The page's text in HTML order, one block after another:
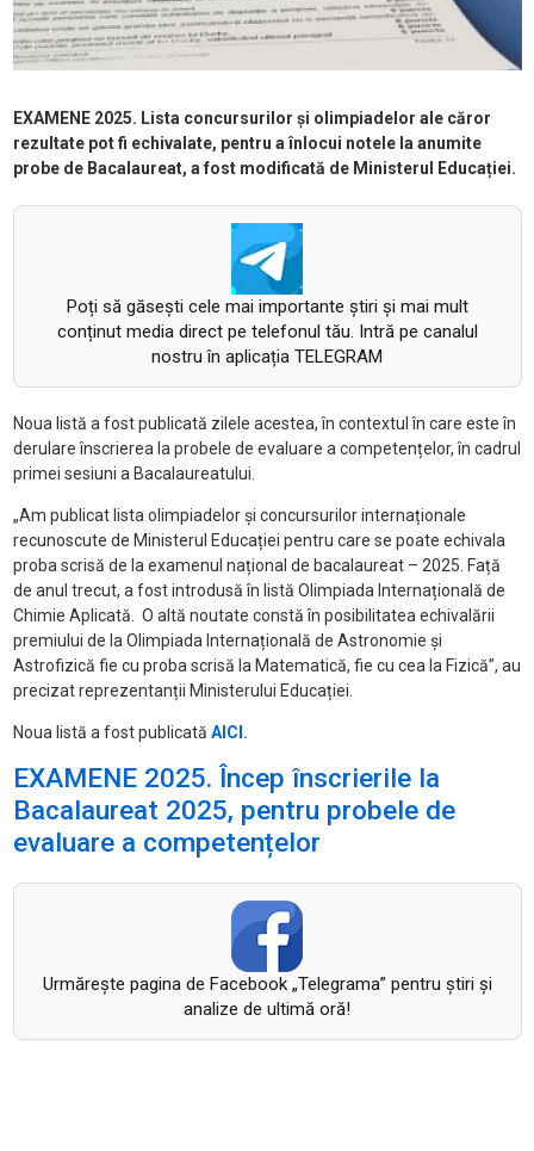
EXAMENE 2025. Lista concursurilor și olimpiadelor ale căror
rezultate pot fi echivalate, pentru a înlocui notele la anumite
probe de Bacalaureat, a fost modificată de Ministerul Educației.
Poți să găsești cele mai importante știri și mai mult
conținut media direct pe telefonul tău. Intră pe canalul
nostru în aplicația TELEGRAM
Noua listă a fost publicată zilele acestea, în contextul în care este în
derulare înscrierea la probele de evaluare a competențelor, în cadrul
primei sesiuni a Bacalaureatului.
„Am publicat lista olimpiadelor și concursurilor internaționale
recunoscute de Ministerul Educației pentru care se poate echivala
proba scrisă de la examenul național de bacalaureat – 2025. Față
de anul trecut, a fost introdusă în listă Olimpiada Internațională de
Chimie Aplicată. O altă noutate constă în posibilitatea echivalării
premiului de la Olimpiada Internațională de Astronomie și
Astrofizică fie cu proba scrisă la Matematică, fie cu cea la Fizică”, au
precizat reprezentanții Ministerului Educației.
Noua listă a fost publicată AICI.
EXAMENE 2025. Încep înscrierile la
Bacalaureat 2025, pentru probele de
evaluare a competențelor
Urmăreşte pagina de Facebook „Telegrama” pentru ştiri şi
analize de ultimă oră!